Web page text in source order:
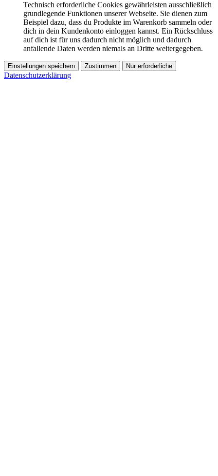
Technisch erforderliche Cookies gewährleisten ausschließlich
grundlegende Funktionen unserer Webseite. Sie dienen zum
Beispiel dazu, dass du Produkte im Warenkorb sammeln oder
dich in dein Kundenkonto einloggen kannst. Ein Rückschluss
auf dich ist für uns dadurch nicht möglich und dadurch
anfallende Daten werden niemals an Dritte weitergegeben.
Einstellungen speichern Zustimmen Nur erforderliche
Datenschutzerklärung